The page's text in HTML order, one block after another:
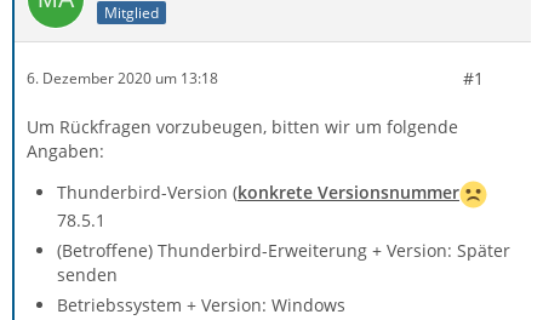
Mitglied
6. Dezember 2020 um 13:18 #1
Um Rückfragen vorzubeugen, bitten wir um folgende
Angaben:
Thunderbird-Version (konkrete Versionsnummer
78.5.1
(Betroffene) Thunderbird-Erweiterung + Version: Später
senden
Betriebssystem + Version: Windows